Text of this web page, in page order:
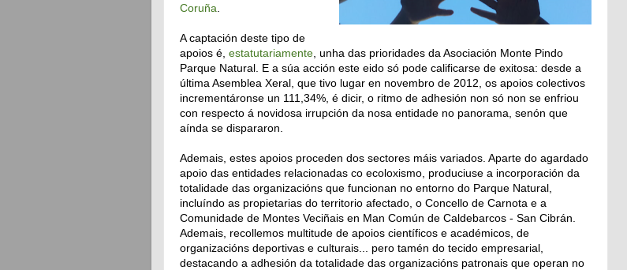
Coruña
A captación deste tipo de
apoios é, estatutariamente , unha das prioridades da Asociación Monte Pindo
Parque Natural. E a súa acción este eido só pode calificarse de exitosa: desde a
última Asemblea Xeral, que tivo lugar en novembro de 2012, os apoios colectivos
incrementáronse un 111,34%, é dicir, o ritmo de adhesión non só non se enfriou
con respecto á novidosa irrupción da nosa entidade no panorama, senón que
aínda se dispararon.
Ademais, estes apoios proceden dos sectores máis variados. Aparte do agardado
apoio das entidades relacionadas co ecoloxismo, produciuse a incorporación da
totalidade das organizacións que funcionan no entorno do Parque Natural,
incluíndo as propietarias do territorio afectado, o Concello de Carnota e a
Comunidade de Montes Veciñais en Man Común de Caldebarcos - San Cibrán.
Ademais, recollemos multitude de apoios científicos e académicos, de
organizacións deportivas e culturais... pero tamén do tecido empresarial,
destacando a adhesión da totalidade das organizacións patronais que operan no